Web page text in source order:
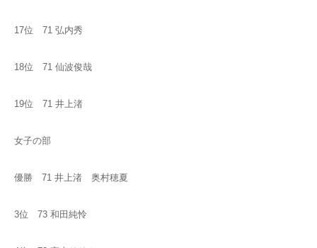
17位 71 弘内秀
18位 71 仙波俊哉
19位 71 井上渚
女子の部
優勝 71 井上渚 奥村穂夏
3位 73 和田純怜